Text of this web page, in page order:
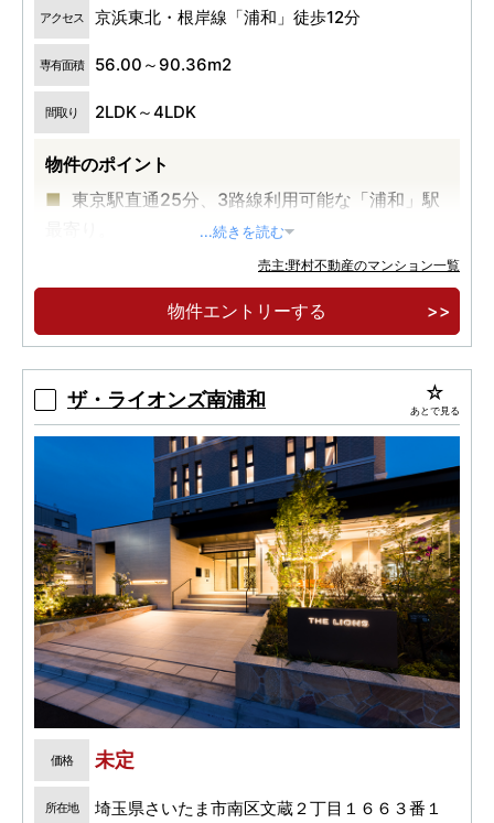
アクセス 京浜東北・根岸線「浦和」徒歩12分
専有面積 56.00～90.36m2
間取り 2LDK～4LDK
物件のポイント
東京駅直通25分、3路線利用可能な「浦和」駅
住宅街の穏やかさ、商業エリアの利便性を備え
た「仲町」エリア。
...続きを読む
売主:野村不動産のマンション一覧
物件エントリーする
ザ・ライオンズ南浦和 あとで見る
価格 未定
所在地 埼玉県さいたま市南区文蔵２丁目１６６３番１